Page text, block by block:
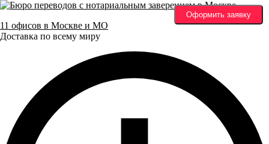
11 офисов в Москве и МО
Доставка по всему миру
Оформить заявку